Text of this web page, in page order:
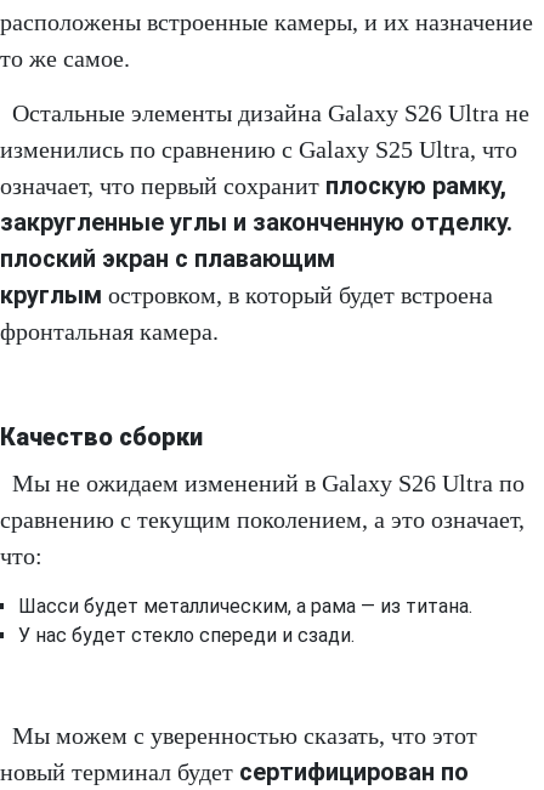
расположены встроенные камеры, и их назначение
то же самое.
Остальные элементы дизайна Galaxy S26 Ultra не
изменились по сравнению с Galaxy S25 Ultra, что
означает, что первый сохранит плоскую рамку,
закругленные углы и законченную отделку.
плоский экран с плавающим
круглым островком, в который будет встроена
фронтальная камера.
Качество сборки
Мы не ожидаем изменений в Galaxy S26 Ultra по
сравнению с текущим поколением, а это означает,
что:
Шасси будет металлическим, а рама — из титана.
У нас будет стекло спереди и сзади.
Мы можем с уверенностью сказать, что этот
новый терминал будет сертифицирован по